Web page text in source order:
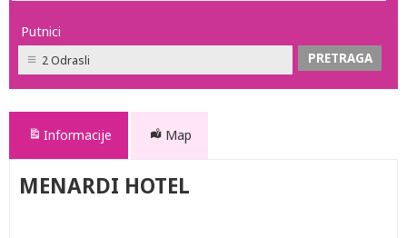
Putnici
2 Odrasli
Informacije Map
MENARDI HOTEL